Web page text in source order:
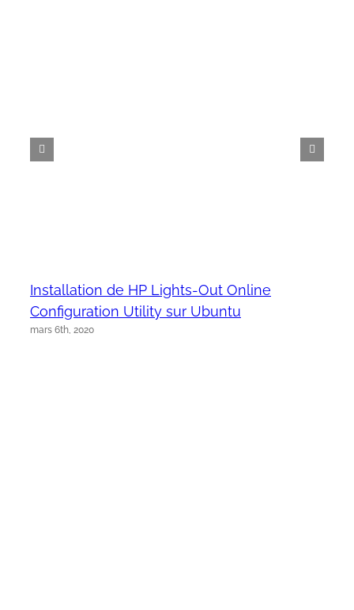
Installation de HP Lights-Out Online
Configuration Utility sur Ubuntu
mars 6th, 2020